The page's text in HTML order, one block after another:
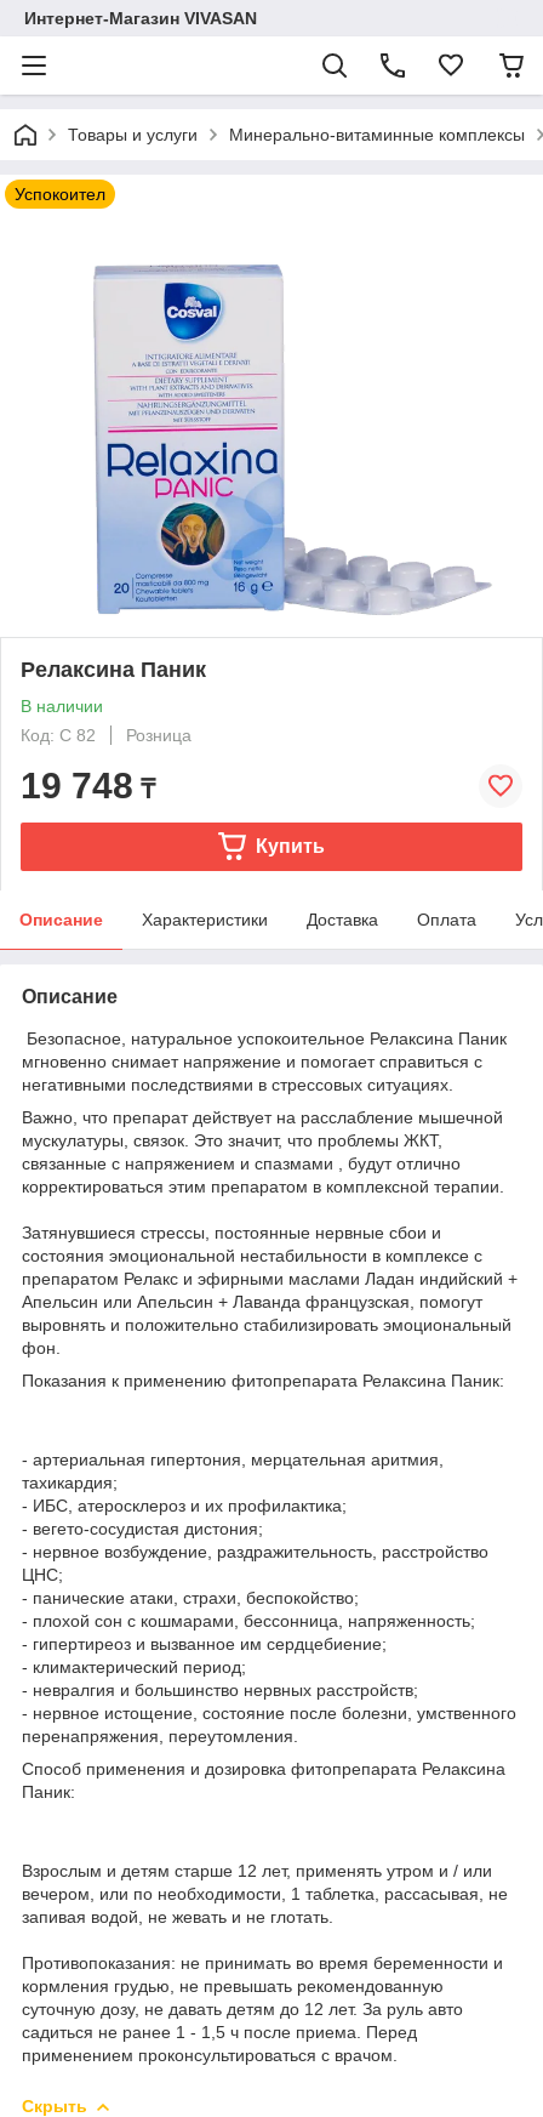
Интернет-Магазин VIVASAN
Товары и услуги Минерально-витаминные комплексы
Успокоител
Релаксина Паник
В наличии
Код: C 82
Розница
19 748 ₸
Купить
Описание Характеристики Доставка Оплата
Описание
Безопасное, натуральное успокоительное Релаксина Паник
мгновенно снимает напряжение и помогает справиться с
негативными последствиями в стрессовых ситуациях.
Важно, что препарат действует на расслабление мышечной
мускулатуры, связок. Это значит, что проблемы ЖКТ,
связанные с напряжением и спазмами , будут отлично
корректироваться этим препаратом в комплексной терапии.
Затянувшиеся стрессы, постоянные нервные сбои и
состояния эмоциональной нестабильности в комплексе с
препаратом Релакс и эфирными маслами Ладан индийский +
Апельсин или Апельсин + Лаванда французская, помогут
выровнять и положительно стабилизировать эмоциональный
фон.
Показания к применению фитопрепарата Релаксина Паник:
- артериальная гипертония, мерцательная аритмия,
тахикардия;
- ИБС, атеросклероз и их профилактика;
- вегето-сосудистая дистония;
- нервное возбуждение, раздражительность, расстройство
ЦНС;
- панические атаки, страхи, беспокойство;
- плохой сон с кошмарами, бессонница, напряженность;
- гипертиреоз и вызванное им сердцебиение;
- климактерический период;
- невралгия и большинство нервных расстройств;
- нервное истощение, состояние после болезни, умственного
перенапряжения, переутомления.
Способ применения и дозировка фитопрепарата Релаксина
Паник:
Взрослым и детям старше 12 лет, применять утром и / или
вечером, или по необходимости, 1 таблетка, рассасывая, не
запивая водой, не жевать и не глотать.
Противопоказания: не принимать во время беременности и
кормления грудью, не превышать рекомендованную
суточную дозу, не давать детям до 12 лет. За руль авто
садиться не ранее 1 - 1,5 ч после приема. Перед
применением проконсультироваться с врачом.
Скрыть